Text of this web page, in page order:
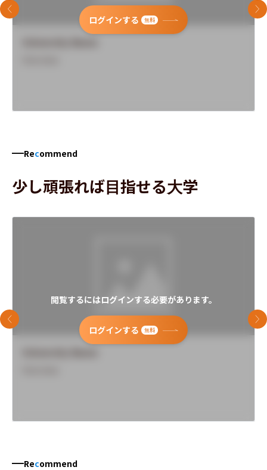
ログインする 無料
前のスライド 次
Recommend
少し頑張れば目指せる大学
閲覧するにはログインする必要があります。
ログインする 無料
前のスライド 次
Recommend